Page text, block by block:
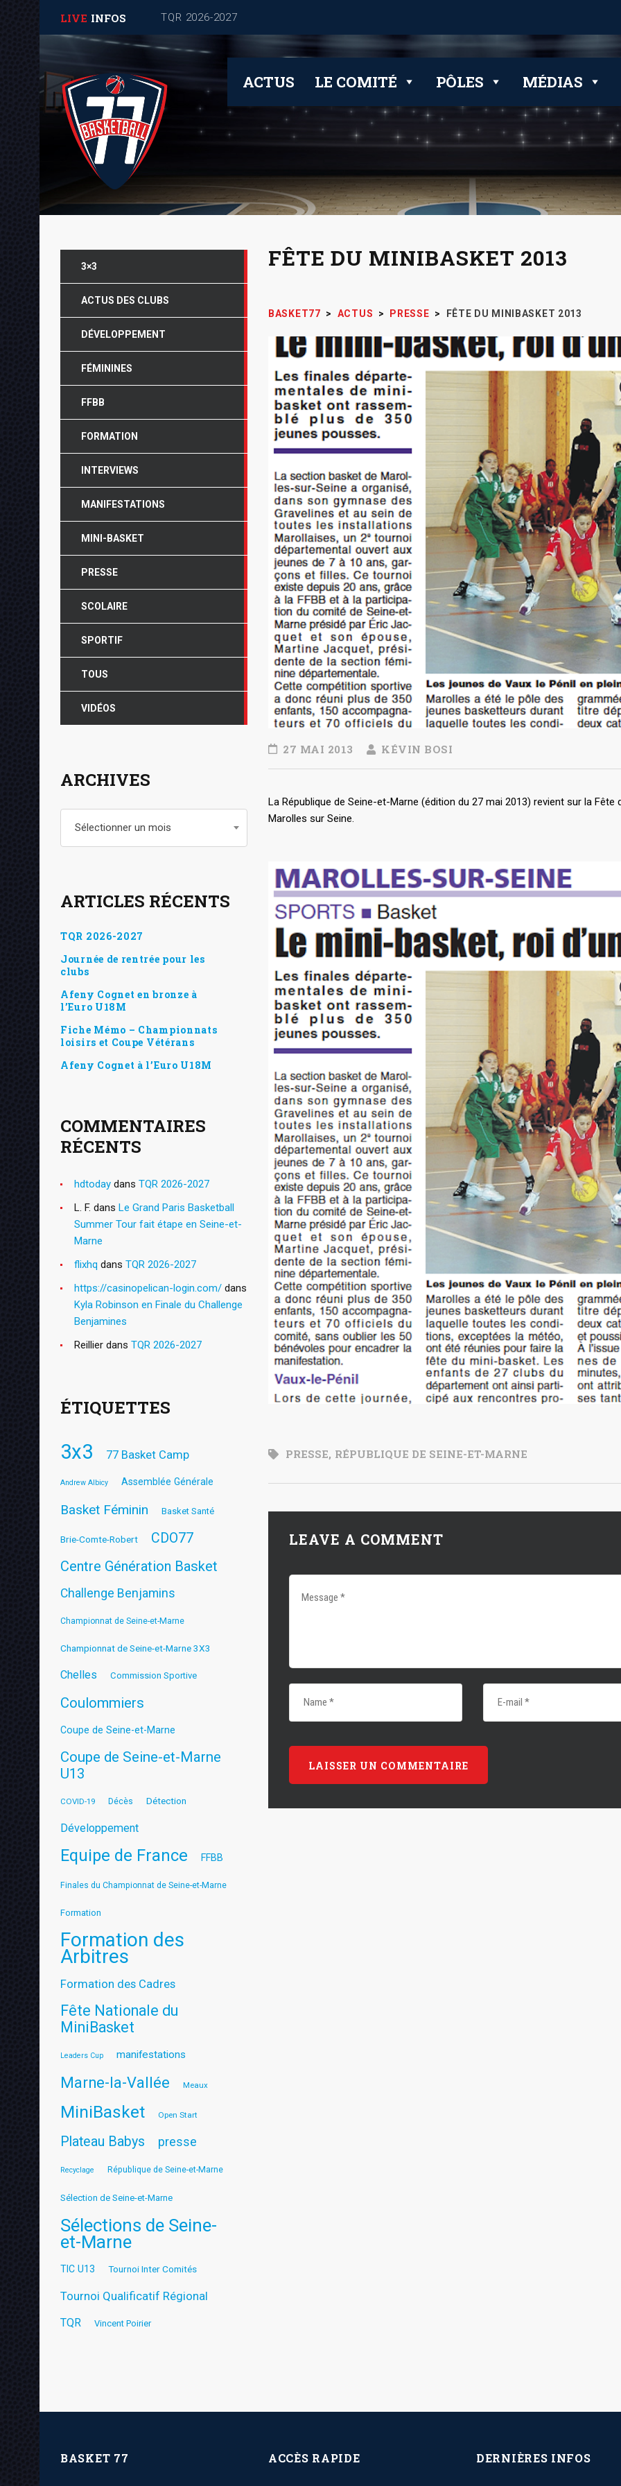
LIVE INFOS Journée de rentrée pour les clubs
ACTUS LE COMITÉ PÔLES MÉDIAS
FÊTE DU MINIBASKET 2013
BASKET77 > ACTUS > PRESSE > FÊTE DU MINIBASKET 2013
27 MAI 2013 KÉVIN BOSI
La République de Seine-et-Marne (édition du 27 mai 2013) revient sur la Fête
Marolles sur Seine.
PRESSE, RÉPUBLIQUE DE SEINE-ET-MARNE
LEAVE A COMMENT
3×3
ACTUS DES CLUBS
DÉVELOPPEMENT
FÉMININES
FFBB
FORMATION
INTERVIEWS
MANIFESTATIONS
MINI-BASKET
PRESSE
SCOLAIRE
SPORTIF
TOUS
VIDÉOS
ARCHIVES
Sélectionner un mois
ARTICLES RÉCENTS
TQR 2026-2027
Journée de rentrée pour les
clubs
Afeny Cognet en bronze à
l’Euro U18M
Fiche Mémo – Championnats
loisirs et Coupe Vétérans
Afeny Cognet à l’Euro U18M
COMMENTAIRES
RÉCENTS
hdtoday dans TQR 2026-2027
L. F. dans Le Grand Paris Basketball
Summer Tour fait étape en Seine-et-
Marne
flixhq dans TQR 2026-2027
https://casinopelican-login.com/ dans
Kyla Robinson en Finale du Challenge
Benjamines
Reillier dans TQR 2026-2027
ÉTIQUETTES
3x3 77 Basket Camp
Andrew Albicy Assemblée Générale
Basket Féminin Basket Santé
Brie-Comte-Robert CDO77
Centre Génération Basket
Challenge Benjamins
Championnat de Seine-et-Marne
Championnat de Seine-et-Marne 3X3
Chelles Commission Sportive
Coulommiers
Coupe de Seine-et-Marne
Coupe de Seine-et-Marne
U13
COVID-19 Décès Détection
Développement
Equipe de France FFBB
Finales du Championnat de Seine-et-Marne
Formation
Formation des
Arbitres
Formation des Cadres
Fête Nationale du
MiniBasket
Leaders Cup manifestations
Marne-la-Vallée Meaux
MiniBasket Open Start
Plateau Babys presse
Recyclage République de Seine-et-Marne
Sélection de Seine-et-Marne
Sélections de Seine-
et-Marne
TIC U13 Tournoi Inter Comités
Tournoi Qualificatif Régional
TQR Vincent Poirier
BASKET 77 ACCÈS RAPIDE DERNIÈRES INFOS